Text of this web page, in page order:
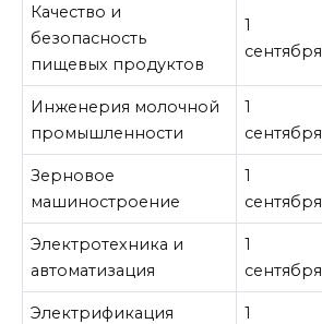
Качество и
безопасность
пищевых продуктов
1
сентября
Инженерия молочной
промышленности
1
сентября
Зерновое
машиностроение
1
сентября
Электротехника и
автоматизация
1
сентября
Электрификация
1